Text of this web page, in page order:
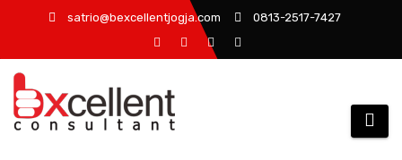
content
satrio@bexcellentjogja.com 0813-2517-7427